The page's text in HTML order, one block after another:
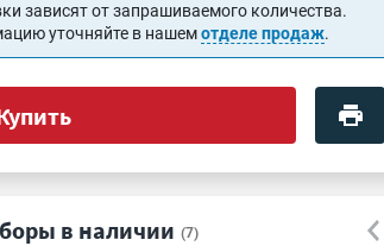
зависят от запрашиваемого количества.
уточняйте в нашемотделе продаж.
в наличии (7)